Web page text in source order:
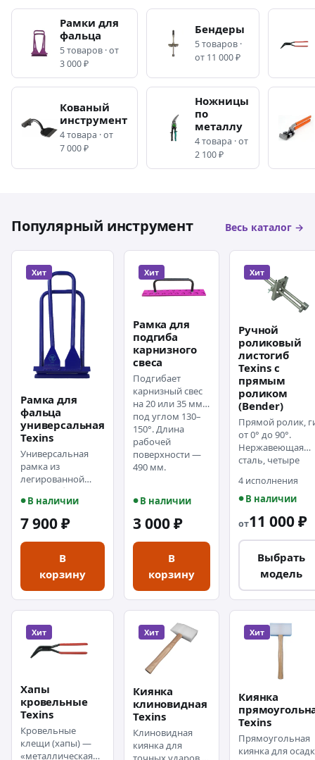
Рамки для
фальца
5 товаров · от
3 000 ₽
Бендеры
5 товаров ·
от 11 000 ₽
Кованый
инструмент
4 товара · от
7 000 ₽
Ножницы
по
металлу
4 товара · от
2 100 ₽
Популярный инструмент Весь каталог →
Хит
Рамка для
фальца
универсальная
Texins
Универсальная
рамка из
легированной
стали. Работает с
металлом 0,4–0,7
мм, на верхней
границе
диапазона —
В наличии
7 900 ₽
В
корзину
Хит
Рамка для
подгиба
карнизного
свеса
Подгибает
карнизный свес
на 20 или 35 мм
под углом 130–
150°. Длина
рабочей
поверхности —
490 мм.
В наличии
3 000 ₽
В
корзину
Хит
Ручной
роликовый
листогиб
Texins с
прямым
роликом
(Bender)
Прямой ролик,
от 0° до 90°.
Нержавеющая
сталь, четыре
от 200 до 350 мм.
4 исполнения
В наличии
от11 000 ₽
Выбрать
модель
Хит
Хапы
кровельные
Texins
Кровельные
клещи (хапы) —
«металлическая
Хит
Киянка
клиновидная
Texins
Клиновидная
киянка для
Хит
Киянка
Texins
Прямоугольная
киянка для